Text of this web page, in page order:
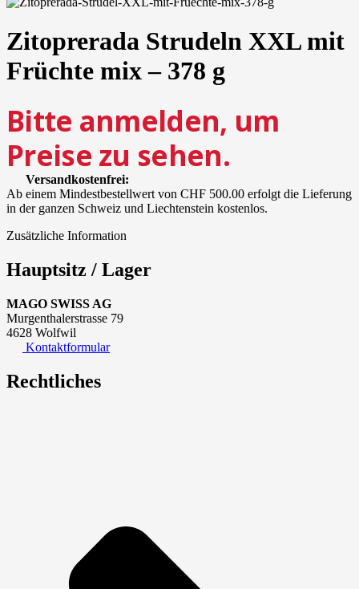
Zitoprerada Strudeln XXL mit
Früchte mix – 378 g
Bitte anmelden, um
Preise zu sehen.
Versandkostenfrei:
Ab einem Mindestbestellwert von CHF 500.00 erfolgt die Lieferung
in der ganzen Schweiz und Liechtenstein kostenlos.
Zusätzliche Information
Hauptsitz / Lager
MAGO SWISS AG
Murgenthalerstrasse 79
4628 Wolfwil
Kontaktformular
Rechtliches